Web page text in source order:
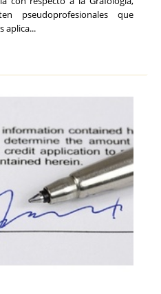
pseudoprofesionales que
aplica...